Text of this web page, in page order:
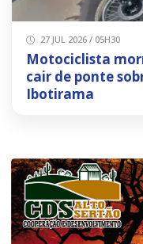
27 JUL 2026 / 05H30
Motociclista
cair de ponte
Ibotirama